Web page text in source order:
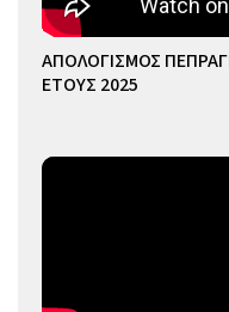
ΑΠΟΛΟΓΙΣΜΟΣ
ΕΤΟΥΣ 2025